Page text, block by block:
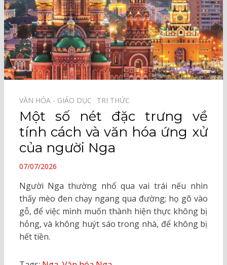
VĂN HÓA - GIÁO DỤC⠀ TRI THỨC⠀
Một số nét đặc trưng về
tính cách và văn hóa ứng xử
của người Nga
POSTED
07/07/2026
Người Nga thường nhổ qua vai trái nếu nhìn
thấy mèo đen chạy ngang qua đường; họ gõ vào
gỗ, để việc mình muốn thành hiện thực không bị
hỏng, và không huýt sáo trong nhà, để không bị
hết tiền.